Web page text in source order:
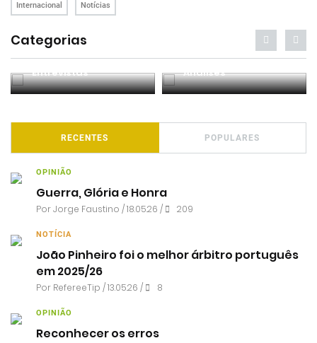
Internacional Notícias
Categorias
Entrevistas Análises
RECENTES POPULARES
OPINIÃO
Guerra, Glória e Honra
PorJorge Faustino / 18.05.26 / 209
NOTÍCIA
João Pinheiro foi o melhor árbitro português
em 2025/26
Por RefereeTip / 13.05.26 / 8
OPINIÃO
Reconhecer os erros